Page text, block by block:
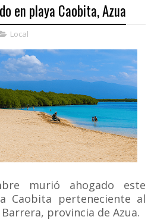
en playa Caobita, Azua
Local
murió ahogado este
Caobita perteneciente al
provincia de Azua.